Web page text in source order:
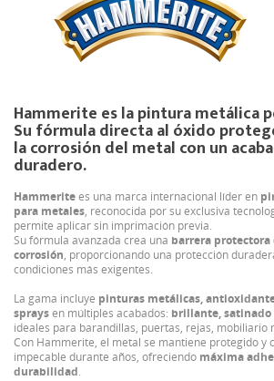
Hammerite es la pintura metálica
Su fórmula directa al óxido
la corrosión del metal con un
duradero.
Hammeritees una marca internacional líder en
para metales, reconocida por su exclusiva
permite aplicar sin imprimación previa.
Su fórmula avanzada crea una barrera protectora
corrosión, proporcionando una protección
condiciones más exigentes.
La gama incluye pinturas metálicas,
spraysen múltiples acabados: brillante,
ideales para barandillas, puertas, rejas, mobiliario
Con Hammerite, el metal se mantiene protegido y
impecable durante años, ofreciendo máxima
durabilidad.